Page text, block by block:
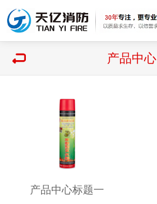
产品中心
产品中心标题一